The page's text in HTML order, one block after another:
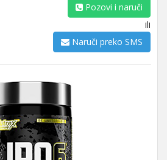
Pozovi i naruči
ili
Naruči preko SMS